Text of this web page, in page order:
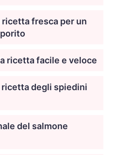
ricetta fresca per un
ricetta facile e veloce
degli spiedini
del salmone